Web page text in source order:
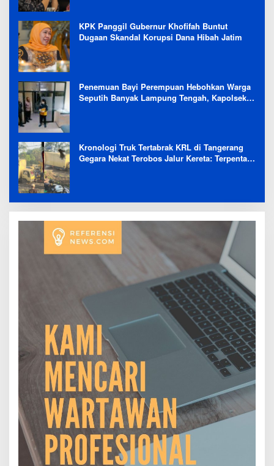
KPK Panggil Gubernur Khofifah Buntut
Dugaan Skandal Korupsi Dana Hibah Jatim
Penemuan Bayi Perempuan Hebohkan Warga
Seputih Banyak Lampung Tengah, Kapolsek:
Kronologi Truk Tertabrak KRL di Tangerang
Gegara Nekat Terobos Jalur Kereta: Terpental,